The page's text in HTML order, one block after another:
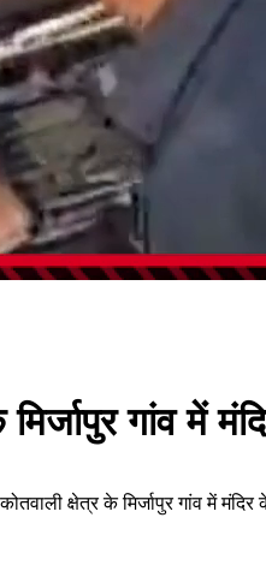
गांव में
क्षेत्र के मिर्जापुर गांव में